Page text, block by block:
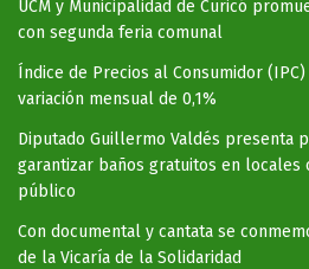
UCM y Municipalidad de Curicó
con segunda feria comunal
Índice de Precios al Consumidor
variación mensual de 0,1%
Diputado Guillermo Valdés presenta
garantizar baños gratuitos en locales
público
Con documental y cantata se
de la Vicaría de la Solidaridad